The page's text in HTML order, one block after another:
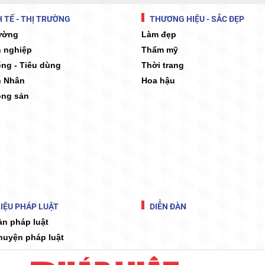
TẾ - THỊ TRƯỜNG
nghiệp
- Tiêu dùng
Nhân
sản
THƯƠNG HIỆU - SẮC ĐẸP
Làm đẹp
Thẩm mỹ
Thời trang
Hoa hậu
PHÁP LUẬT
pháp luật
pháp luật
DIỄN ĐÀN